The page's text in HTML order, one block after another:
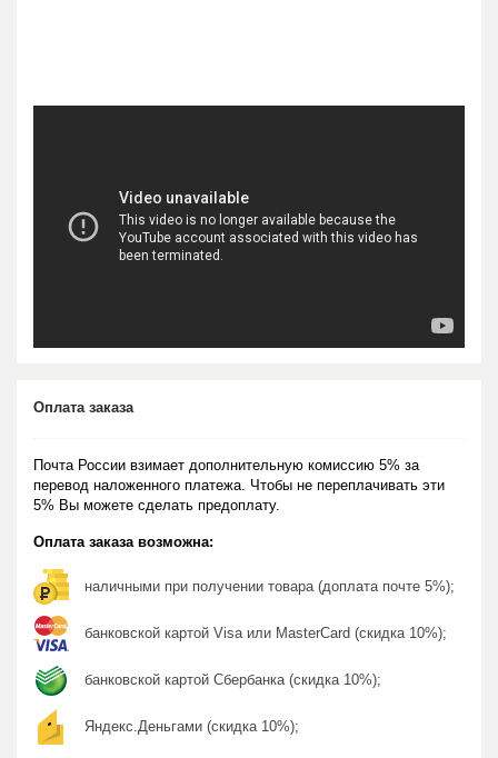
Оплата заказа
Почта России взимает дополнительную комиссию 5% за
перевод наложенного платежа. Чтобы не переплачивать эти
5% Вы можете сделать предоплату.
Оплата заказа возможна:
наличными при получении товара (доплата почте 5%);
банковской картой Visa или MasterCard (скидка 10%);
банковской картой Сбербанка (скидка 10%);
Яндекс.Деньгами (скидка 10%);